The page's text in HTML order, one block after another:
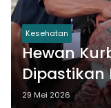
Kesehatan
Hewan
Dipastikan
Hingga
29 Mei 2026